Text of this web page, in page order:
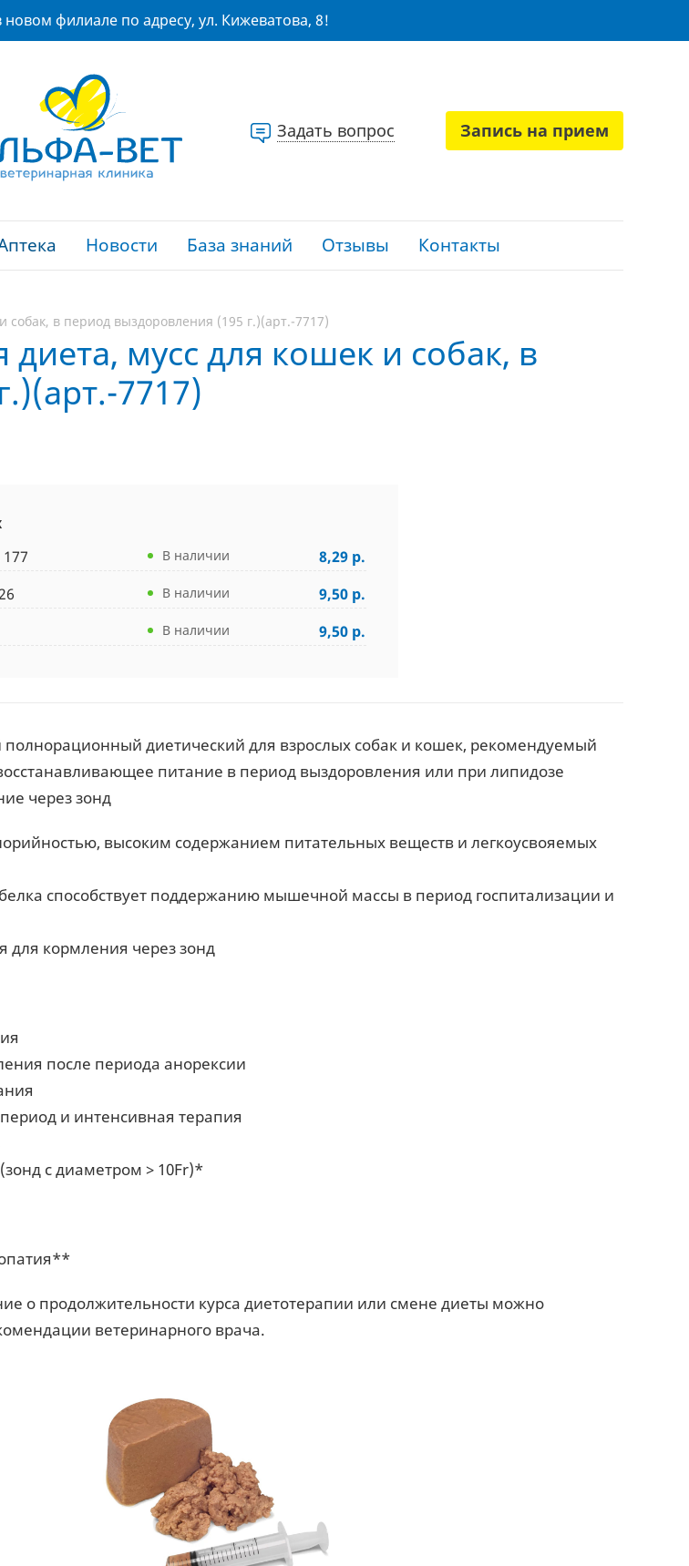
филиале по адресу, ул. Кижеватова, 8!
Задать вопрос Запись на прием
Новости База знаний Отзывы Контакты
в период выздоровления (195 г.)(арт.-7717)
мусс для кошек и собак, в
7717)
В наличии
8,29 р.
В наличии
9,50 р.
В наличии 9,50 р.
диетический для взрослых собак и кошек, рекомендуемый
питание в период выздоровления или при липидозе
через зонд
высоким содержанием питательных веществ и легкоусвояемых
способствует поддержанию мышечной массы в период госпитализации и
для кормления через зонд
после периода анорексии
и интенсивная терапия
с диаметром > 10Fr)*
о продолжительности курса диетотерапии или смене диеты можно
ветеринарного врача.